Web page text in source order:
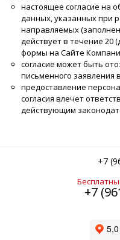
настоящее согласие на
данных, указанных при
направляемых
действует в течение 20
формы на Cайте
согласие может быть
письменного заявления
предоставление
согласия влечет
действующим
+7
+7